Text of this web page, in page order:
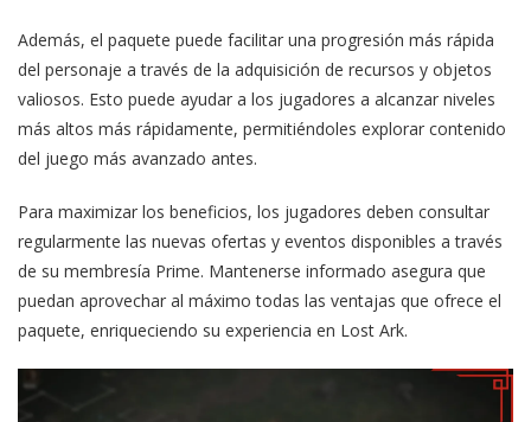
Además, el paquete puede facilitar una progresión más rápida
del personaje a través de la adquisición de recursos y objetos
valiosos. Esto puede ayudar a los jugadores a alcanzar niveles
más altos más rápidamente, permitiéndoles explorar contenido
del juego más avanzado antes.
Para maximizar los beneficios, los jugadores deben consultar
regularmente las nuevas ofertas y eventos disponibles a través
de su membresía Prime. Mantenerse informado asegura que
puedan aprovechar al máximo todas las ventajas que ofrece el
paquete, enriqueciendo su experiencia en Lost Ark.